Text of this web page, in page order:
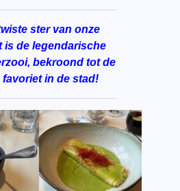
ster van onze
is de legendarische
bekroond tot de
in de stad!